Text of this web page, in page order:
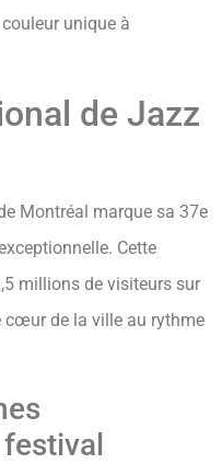
unique à
de Jazz
Montréal marque sa 37e
Cette
millions de visiteurs sur
cœur de la ville au rythme